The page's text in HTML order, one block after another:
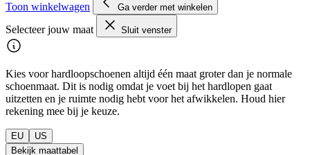
Toon winkelwagen Ga verder met winkelen
Selecteer jouw maat Sluit venster
Kies voor hardloopschoenen altijd één maat groter dan je normale
schoenmaat. Dit is nodig omdat je voet bij het hardlopen gaat
uitzetten en je ruimte nodig hebt voor het afwikkelen. Houd hier
rekening mee bij je keuze.
EU
US
Bekijk maattabel